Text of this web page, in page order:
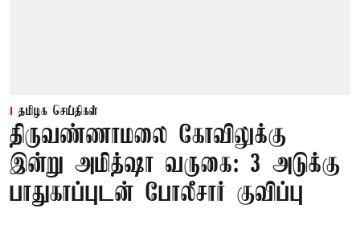
தமிழக செய்திகள்
திருவண்ணாமலை கோவிலுக்கு
இன்று அமித்ஷா வருகை: 3 அடுக்கு
பாதுகாப்புடன் போலீசார் குவிப்பு